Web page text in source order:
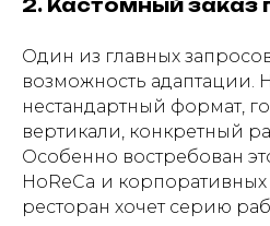
2. Кастомный заказ
Один из главных
возможность адаптации.
нестандартный формат,
вертикали, конкретный
Особенно востребован
HoReCa и корпоративных
ресторан хочет серию